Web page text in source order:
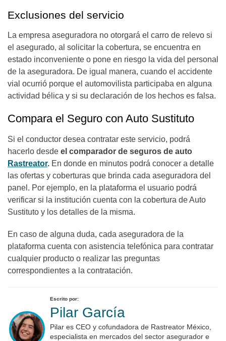
Exclusiones del servicio
La empresa aseguradora no otorgará el carro de relevo si
el asegurado, al solicitar la cobertura, se encuentra en
estado inconveniente o pone en riesgo la vida del personal
de la aseguradora. De igual manera, cuando el accidente
vial ocurrió porque el automovilista participaba en alguna
actividad bélica y si su declaración de los hechos es falsa.
Compara el Seguro con Auto Sustituto
Si el conductor desea contratar este servicio, podrá
hacerlo desde el comparador de seguros de auto
Rastreator. En donde en minutos podrá conocer a detalle
las ofertas y coberturas que brinda cada aseguradora del
panel. Por ejemplo, en la plataforma el usuario podrá
verificar si la institución cuenta con la cobertura de Auto
Sustituto y los detalles de la misma.
En caso de alguna duda, cada aseguradora de la
plataforma cuenta con asistencia telefónica para contratar
cualquier producto o realizar las preguntas
correspondientes a la contratación.
Escrito por:
Pilar García
Pilar es CEO y cofundadora de Rastreator México,
especialista en mercados del sector asegurador e